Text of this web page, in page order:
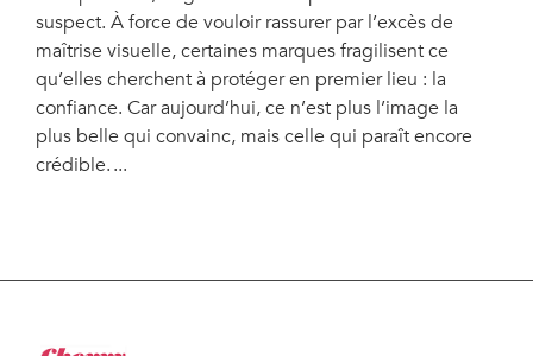
suspect. À force de vouloir rassurer par l’excès de
maîtrise visuelle, certaines marques fragilisent ce
qu’elles cherchent à protéger en premier lieu : la
confiance. Car aujourd’hui, ce n’est plus l’image la
plus belle qui convainc, mais celle qui paraît encore
crédible.